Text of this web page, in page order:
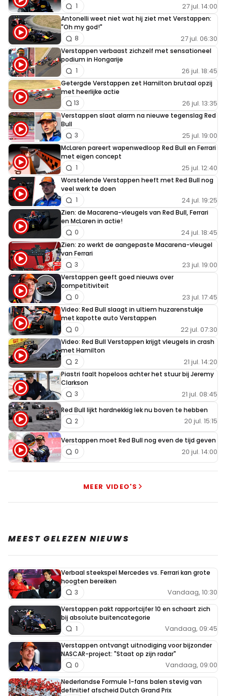
27 jul. 14:00
1
Antonelli weet niet wat hij ziet met Verstappen:
"Oh my god!"
27 jul. 06:30
8
Verstappen verbaast zichzelf met sensationeel
podium in Hongarije
26 jul. 18:45
1
Getergde Verstappen zet Hamilton brutaal opzij
met heerlijke actie
26 jul. 13:35
13
Verstappen slaat alarm na nieuwe tegenslag Red
Bull
25 jul. 19:00
3
McLaren pareert wapenwedloop Red Bull en Ferrari
met eigen concept
25 jul. 12:40
1
Worstelende Verstappen heeft met Red Bull nog
veel werk te doen
24 jul. 19:25
1
Zien: de Macarena-vleugels van Red Bull, Ferrari
en McLaren in actie!
24 jul. 18:45
0
Zien: zo werkt de aangepaste Macarena-vleugel
van Ferrari
23 jul. 19:00
3
Verstappen geeft goed nieuws over
competitiviteit
23 jul. 17:45
0
Video: Red Bull slaagt in ultiem huzarenstukje
met kapotte auto Verstappen
22 jul. 07:30
0
Video: Red Bull Verstappen krijgt vleugels in crash
met Hamilton
21 jul. 14:20
2
Piastri faalt hopeloos achter het stuur bij Jeremy
Clarkson
21 jul. 08:45
3
Red Bull lijkt hardnekkig lek nu boven te hebben
20 jul. 15:15
2
Verstappen moet Red Bull nog even de tijd geven
20 jul. 14:00
0
MEER VIDEO'S
MEEST GELEZEN NIEUWS
Verbaal steekspel Mercedes vs. Ferrari kan grote
hoogten bereiken
Vandaag, 10:30
3
Verstappen pakt rapportcijfer 10 en schaart zich
bij absolute buitencategorie
Vandaag, 09:45
1
Verstappen ontvangt uitnodiging voor bijzonder
NASCAR-project: "Staat op zijn radar"
Vandaag, 09:00
0
Nederlandse Formule 1-fans balen stevig van
definitief afscheid Dutch Grand Prix